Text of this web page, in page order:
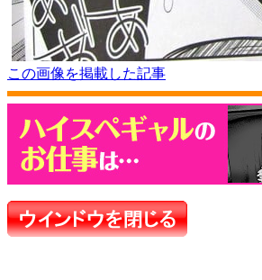
この画像を掲載した記事